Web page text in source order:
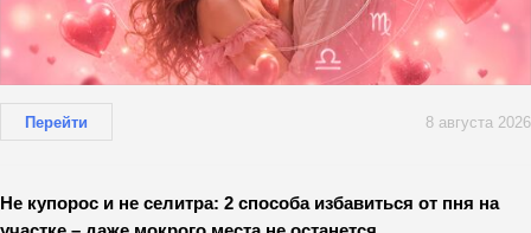
Перейти 8 августа 2026
Не купорос и не селитра: 2 способа избавиться от пня на